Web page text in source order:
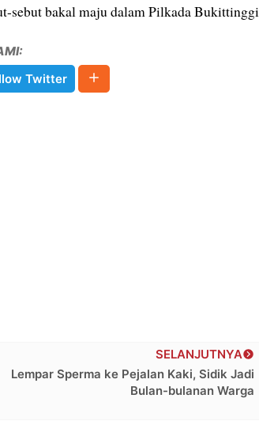
sebut bakal maju dalam Pilkada Bukittinggi
Twitter
SELANJUTNYA
Lempar Sperma ke Pejalan Kaki, Sidik Jadi
Bulan-bulanan Warga